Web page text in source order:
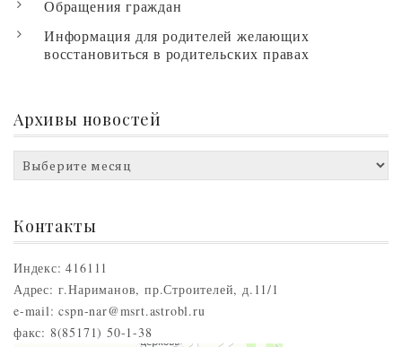
Обращения граждан
Информация для родителей желающих
восстановиться в родительских правах
Архивы новостей
Архивы
новостей
Контакты
Индекс: 416111
Адрес: г.Нариманов, пр.Строителей, д.11/1
e-mail: cspn-nar@msrt.astrobl.ru
факс: 8(85171) 50-1-38